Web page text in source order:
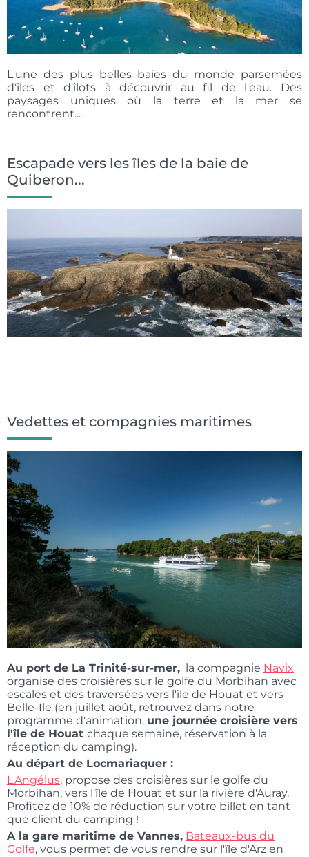
L'une des plus belles baies du monde parsemées
d'îles et d'îlots à découvrir au fil de l'eau. Des
paysages uniques où la terre et la mer se
rencontrent...
Escapade vers les îles de la baie de
Quiberon...
Vedettes et compagnies maritimes
Au port de La Trinité-sur-mer, la compagnie Navix
organise des croisières sur le golfe du Morbihan avec
escales et des traversées vers l'île de Houat et vers
Belle-Ile (en juillet août, retrouvez dans notre
programme d'animation, une journée croisière vers
l'île de Houat chaque semaine, réservation à la
réception du camping).
Au départ de Locmariaquer :
L'Angélus, propose des croisières sur le golfe du
Morbihan, vers l'île de Houat et sur la rivière d'Auray.
Profitez de 10% de réduction sur votre billet en tant
que client du camping !
A la gare maritime de Vannes, Bateaux-bus du
Golfe, vous permet de vous rendre sur l'île d'Arz en